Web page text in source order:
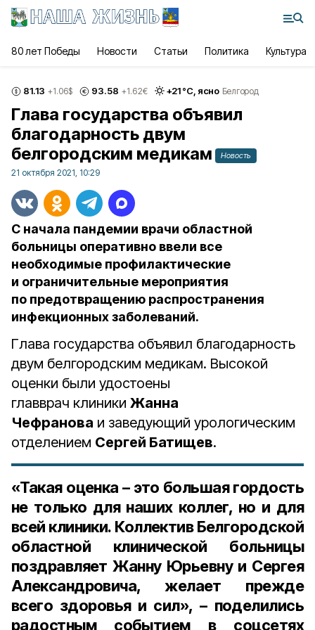
80 лет Победы Новости Статьи Политика Культура
81.13 +1.06$ 93.58 +1.62€ +21°С, ясно Белгород
Глава государства объявил
благодарность двум
белгородским медикам
Новость
21 октября 2021, 10:29
С начала пандемии врачи областной
больницы оперативно ввели все
необходимые профилактические
и ограничительные мероприятия
по предотвращению распространения
инфекционных заболеваний.
Глава государства объявил благодарность
двум белгородским медикам. Высокой
оценки были удостоены
главврач клиники Жанна
Чефранова и заведующий урологическим
отделением Сергей Батищев.
«Такая оценка – это большая гордость
не только для наших коллег, но и для
всей клиники. Коллектив Белгородской
областной клинической больницы
поздравляет Жанну Юрьевну и Сергея
Александровича, желает прежде
всего здоровья и сил», – поделились
радостным событием в соцсетях